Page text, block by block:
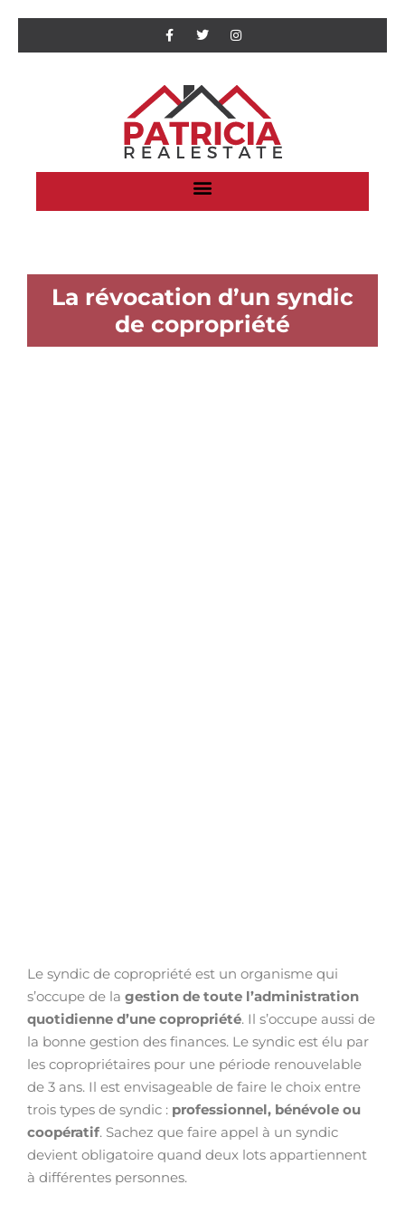
La révocation d’un syndic
de copropriété
Le syndic de copropriété est un organisme qui
s’occupe de la gestion de toute l’administration
quotidienne d’une copropriété. Il s’occupe aussi de
la bonne gestion des finances. Le syndic est élu par
les copropriétaires pour une période renouvelable
de 3 ans. Il est envisageable de faire le choix entre
trois types de syndic : professionnel, bénévole ou
coopératif. Sachez que faire appel à un syndic
devient obligatoire quand deux lots appartiennent
à différentes personnes.